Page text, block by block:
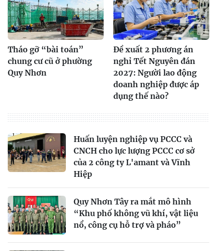
Tháo gỡ “bài toán”
chung cư cũ ở phường
Quy Nhơn
Đề xuất 2 phương án
nghỉ Tết Nguyên đán
2027: Người lao động
doanh nghiệp được áp
dụng thế nào?
Huấn luyện nghiệp vụ PCCC và
CNCH cho lực lượng PCCC cơ sở
của 2 công ty L'amant và Vĩnh
Hiệp
Quy Nhơn Tây ra mắt mô hình
“Khu phố không vũ khí, vật liệu
nổ, công cụ hỗ trợ và pháo”